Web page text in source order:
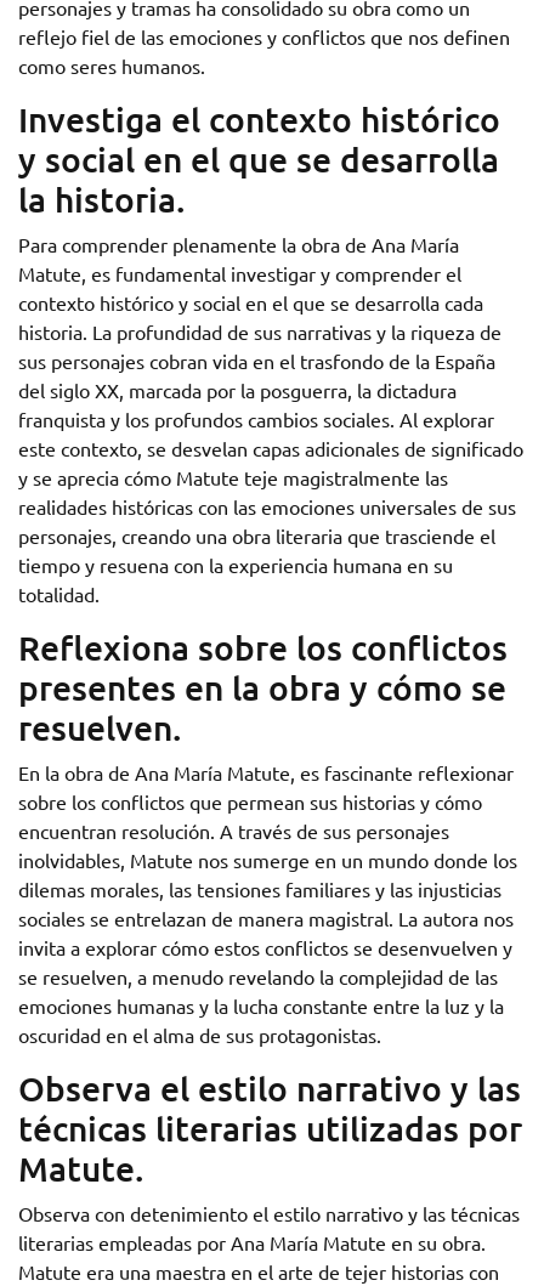
personajes y tramas ha consolidado su obra como un
reflejo fiel de las emociones y conflictos que nos definen
como seres humanos.
Investiga el contexto histórico
y social en el que se desarrolla
la historia.
Para comprender plenamente la obra de Ana María
Matute, es fundamental investigar y comprender el
contexto histórico y social en el que se desarrolla cada
historia. La profundidad de sus narrativas y la riqueza de
sus personajes cobran vida en el trasfondo de la España
del siglo XX, marcada por la posguerra, la dictadura
franquista y los profundos cambios sociales. Al explorar
este contexto, se desvelan capas adicionales de significado
y se aprecia cómo Matute teje magistralmente las
realidades históricas con las emociones universales de sus
personajes, creando una obra literaria que trasciende el
tiempo y resuena con la experiencia humana en su
totalidad.
Reflexiona sobre los conflictos
presentes en la obra y cómo se
resuelven.
En la obra de Ana María Matute, es fascinante reflexionar
sobre los conflictos que permean sus historias y cómo
encuentran resolución. A través de sus personajes
inolvidables, Matute nos sumerge en un mundo donde los
dilemas morales, las tensiones familiares y las injusticias
sociales se entrelazan de manera magistral. La autora nos
invita a explorar cómo estos conflictos se desenvuelven y
se resuelven, a menudo revelando la complejidad de las
emociones humanas y la lucha constante entre la luz y la
oscuridad en el alma de sus protagonistas.
Observa el estilo narrativo y las
técnicas literarias utilizadas por
Matute.
Observa con detenimiento el estilo narrativo y las técnicas
literarias empleadas por Ana María Matute en su obra.
Matute era una maestra en el arte de tejer historias con